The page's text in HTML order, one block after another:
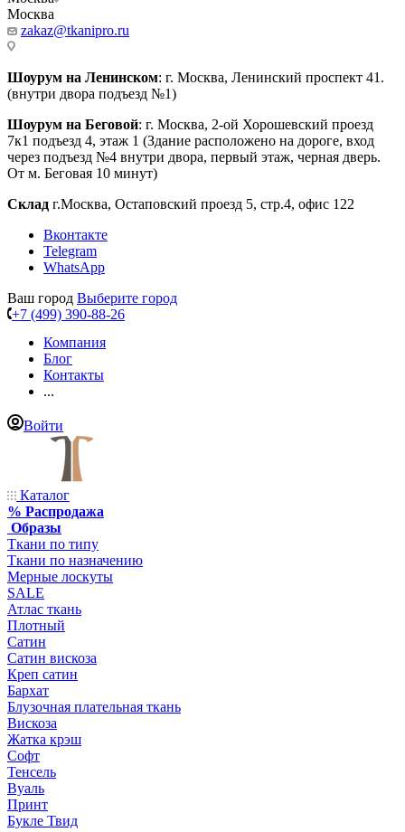
Москва
zakaz@tkanipro.ru
Шоурум на Ленинском: г. Москва, Ленинский проспект 41.
(внутри двора подъезд №1)
Шоурум на Беговой: г. Москва, 2-ой Хорошевский проезд
7к1 подъезд 4, этаж 1 (Здание расположено на дороге, вход
через подъезд №4 внутри двора, первый этаж, черная дверь.
От м. Беговая 10 минут)
Склад г.Москва, Остаповский проезд 5, стр.4, офис 122
Вконтакте
Telegram
WhatsApp
Ваш город Выберите город
+7 (499) 390-88-26
Компания
Блог
Контакты
...
Войти
Каталог
% Распродажа
Образы
Ткани по типу
Ткани по назначению
Мерные лоскуты
SALE
Атлас ткань
Плотный
Сатин
Сатин вискоза
Креп сатин
Бархат
Блузочная плательная ткань
Вискоза
Жатка крэш
Софт
Тенсель
Вуаль
Принт
Букле Твид